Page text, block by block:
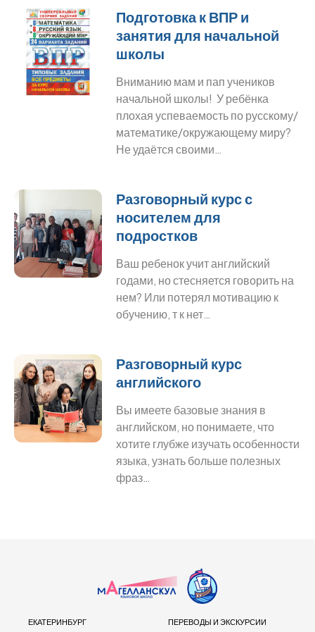
Подготовка к ВПР и
занятия для начальной
школы
Вниманию мам и пап учеников
начальной школы! У ребёнка
плохая успеваемость по русскому/
математике/окружающему миру?
Не удаётся своими…
Разговорный курс с
носителем для
подростков
Ваш ребенок учит английский
годами, но стесняется говорить на
нем? Или потерял мотивацию к
обучению, т к нет…
Разговорный курс
английского
Вы имеете базовые знания в
английском, но понимаете, что
хотите глубже изучать особенности
языка, узнать больше полезных
фраз…
ЕКАТЕРИНБУРГ ПЕРЕВОДЫ И ЭКСКУРСИИ